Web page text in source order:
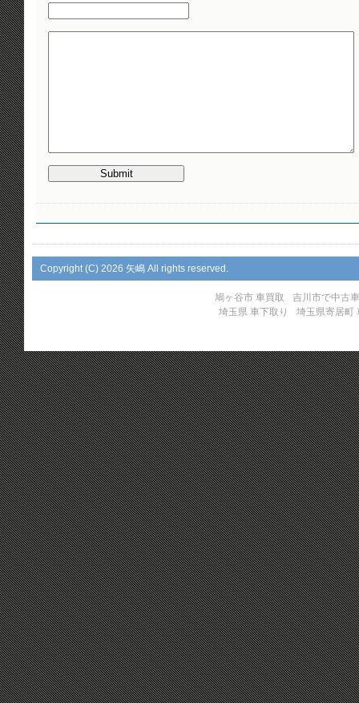
Copyright (C) 2026 矢嶋 All rights reserved.
鳩ヶ谷市 車買取
吉川市で中古
埼玉県 車下取り
埼玉県寄居町